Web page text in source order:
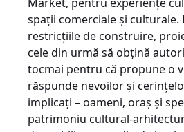
Market, pentru experiențe
spații comerciale și culturale.
restricțiile de construire,
cele din urmă să obțină
tocmai pentru că propune o
răspunde nevoilor și
implicați – oameni, oraș și
patrimoniu cultural-